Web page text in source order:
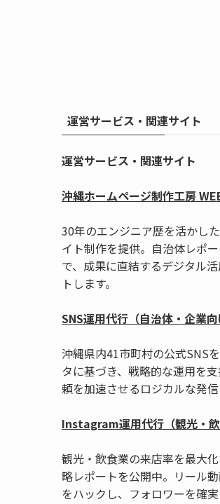
運営サービス・関連サイト
運営サービス・関連サイト
沖縄ホームページ制作工房
30年のエンジニア歴を活かし
イト制作を提供。自治体レポ
で、成果に直結するデジタル
トします。
SNS運用代行（自治体・企業向
沖縄県内41市町村の公式SNS
タに基づき、戦略的な運用を
頼を加速させるロジカルな発信
Instagram運用代行（観光・飲
観光・飲食業の来店率を最大
略レポートを公開中。リール動
をハックし、フォロワーを確実